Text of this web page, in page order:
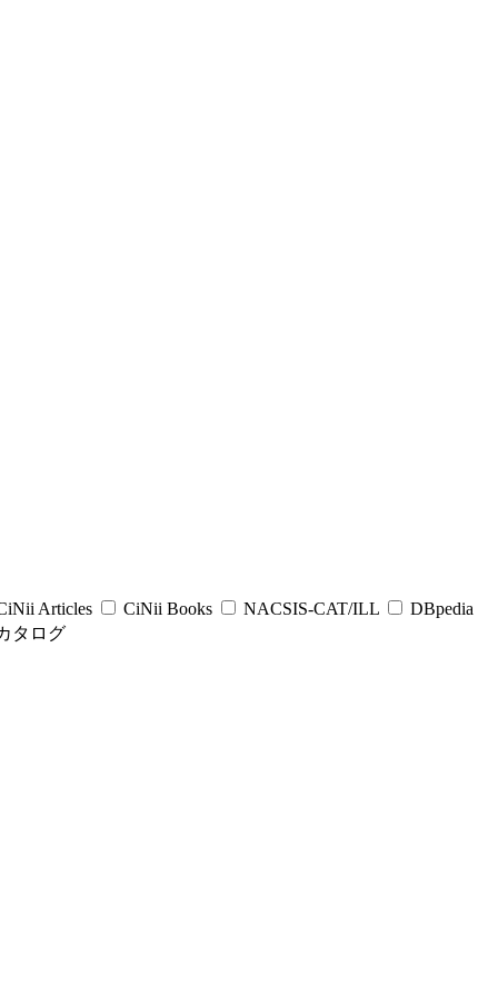
Articles CiNii Books NACSIS-CAT/ILL
DBpedia
タログ